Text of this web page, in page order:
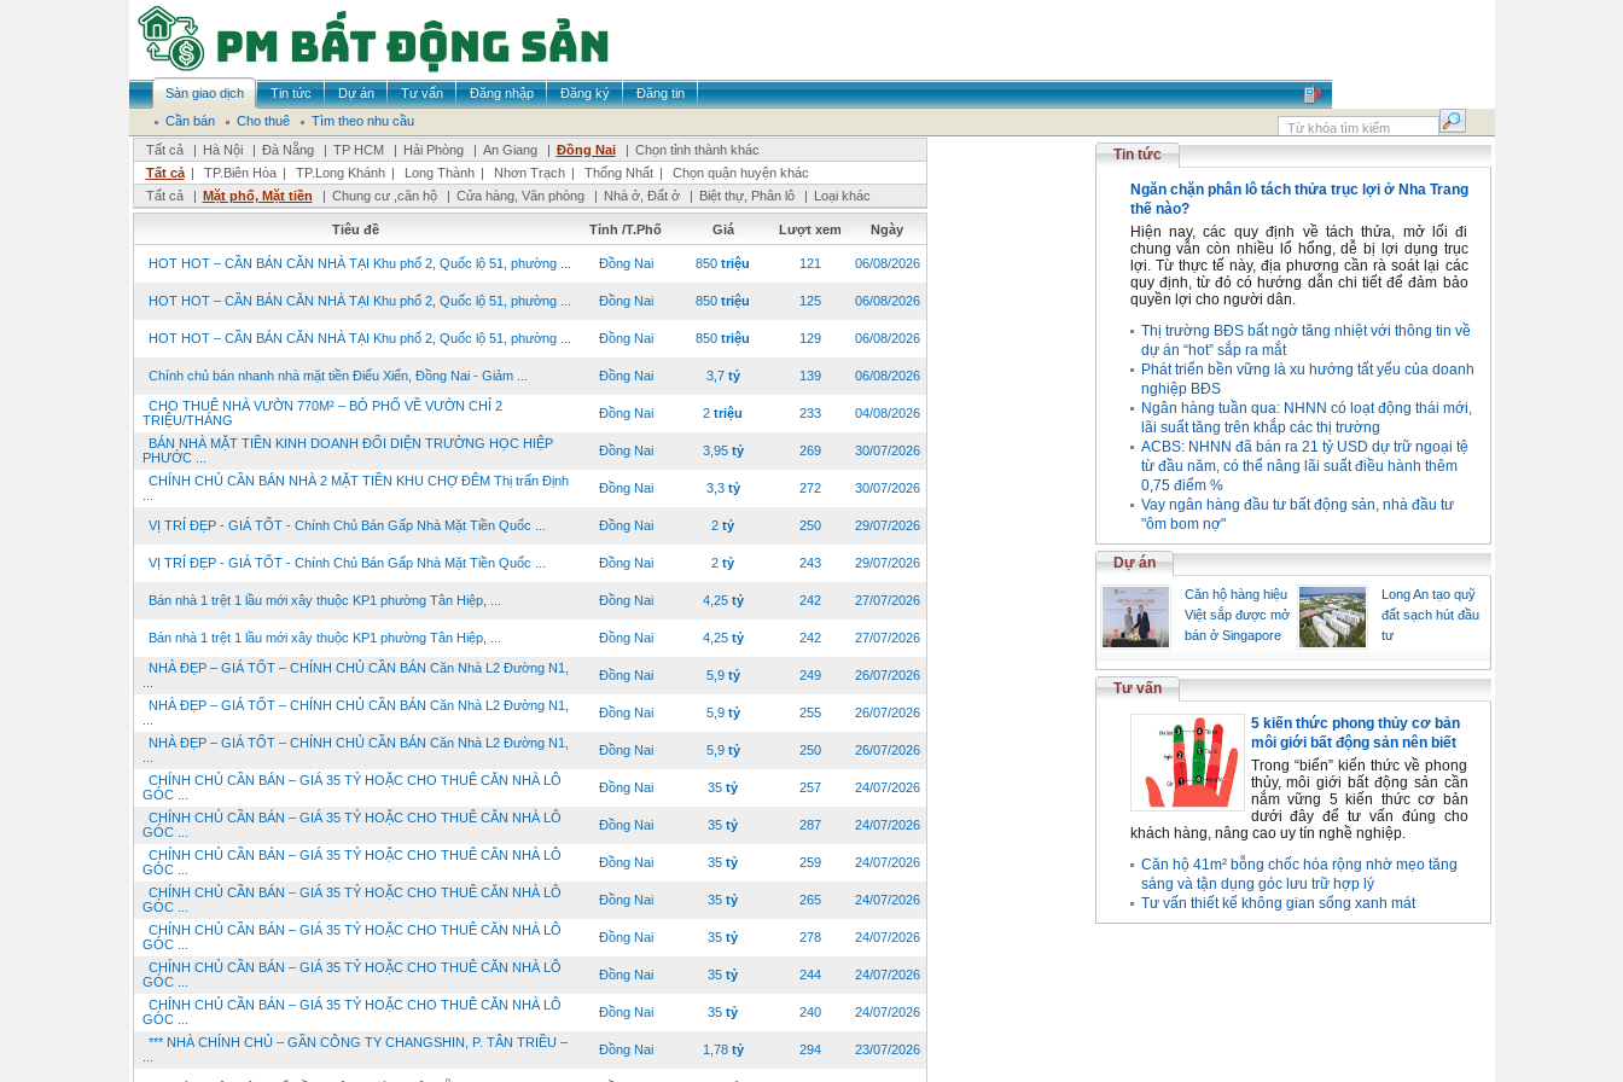
Sàn giao dịch Tin tức Dự án Tư vấn Đăng nhập Đăng ký
Đăng tin
Cần bán
Cho thuê
Tìm theo nhu cầu
Tất cả
| Hà Nội | Đà Nẵng | TP HCM | Hải Phòng | An Giang | Đồng Nai | Chọn tỉnh thành khác
Tất cả | TP.Biên Hòa | TP.Long Khánh | Long Thành | Nhơn Trạch | Thống Nhất |
Chọn quận huyện khác
Tất cả
| Mặt phố, Mặt tiền | Chung cư ,căn hộ | Cửa hàng, Văn phòng | Nhà ở, Đất ở | Biệt thự, Phân lô | Loại khác
Tiêu đề Tỉnh /T.Phố Giá Lượt xem Ngày
HOT HOT – CẦN BÁN CĂN NHÀ TẠI Khu phố 2, Quốc lộ 51, phường ... Đồng Nai 850 triệu 121 06/08/2026
HOT HOT – CẦN BÁN CĂN NHÀ TẠI Khu phố 2, Quốc lộ 51, phường ... Đồng Nai 850 triệu 125 06/08/2026
HOT HOT – CẦN BÁN CĂN NHÀ TẠI Khu phố 2, Quốc lộ 51, phường ... Đồng Nai 850 triệu 129 06/08/2026
Chính chủ bán nhanh nhà mặt tiền Điểu Xiển, Đồng Nai - Giảm ... Đồng Nai 3,7 tỷ 139 06/08/2026
CHO THUÊ NHÀ VƯỜN 770M² – BỎ PHỐ VỀ VƯỜN CHỈ 2
TRIỆU/THÁNG
Đồng Nai 2 triệu 233 04/08/2026
BÁN NHÀ MẶT TIỀN KINH DOANH ĐỐI DIỆN TRƯỜNG HỌC HIỆP
PHƯỚC ...
Đồng Nai 3,95 tỷ 269 30/07/2026
CHÍNH CHỦ CẦN BÁN NHÀ 2 MẶT TIỀN KHU CHỢ ĐÊM Thị trấn Định
Đồng Nai 3,3 tỷ 272 30/07/2026
VỊ TRÍ ĐẸP - GIÁ TỐT - Chính Chủ Bán Gấp Nhà Mặt Tiền Quốc ... Đồng Nai 2 tỷ 250 29/07/2026
VỊ TRÍ ĐẸP - GIÁ TỐT - Chính Chủ Bán Gấp Nhà Mặt Tiền Quốc ... Đồng Nai 2 tỷ 243 29/07/2026
Bán nhà 1 trệt 1 lầu mới xây thuộc KP1 phường Tân Hiệp, ... Đồng Nai 4,25 tỷ 242 27/07/2026
Bán nhà 1 trệt 1 lầu mới xây thuộc KP1 phường Tân Hiệp, ... Đồng Nai 4,25 tỷ 242 27/07/2026
NHÀ ĐẸP – GIÁ TỐT – CHÍNH CHỦ CẦN BÁN Căn Nhà L2 Đường N1,
Đồng Nai 5,9 tỷ 249 26/07/2026
NHÀ ĐẸP – GIÁ TỐT – CHÍNH CHỦ CẦN BÁN Căn Nhà L2 Đường N1,
Đồng Nai 5,9 tỷ 255 26/07/2026
NHÀ ĐẸP – GIÁ TỐT – CHÍNH CHỦ CẦN BÁN Căn Nhà L2 Đường N1,
Đồng Nai 5,9 tỷ 250 26/07/2026
CHÍNH CHỦ CẦN BÁN – GIÁ 35 TỶ HOẶC CHO THUÊ CĂN NHÀ LÔ
GÓC ...
Đồng Nai 35 tỷ 257 24/07/2026
CHÍNH CHỦ CẦN BÁN – GIÁ 35 TỶ HOẶC CHO THUÊ CĂN NHÀ LÔ
GÓC ...
Đồng Nai 35 tỷ 287 24/07/2026
CHÍNH CHỦ CẦN BÁN – GIÁ 35 TỶ HOẶC CHO THUÊ CĂN NHÀ LÔ
GÓC ...
Đồng Nai 35 tỷ 259 24/07/2026
CHÍNH CHỦ CẦN BÁN – GIÁ 35 TỶ HOẶC CHO THUÊ CĂN NHÀ LÔ
GÓC ...
Đồng Nai 35 tỷ 265 24/07/2026
CHÍNH CHỦ CẦN BÁN – GIÁ 35 TỶ HOẶC CHO THUÊ CĂN NHÀ LÔ
GÓC ...
Đồng Nai 35 tỷ 278 24/07/2026
CHÍNH CHỦ CẦN BÁN – GIÁ 35 TỶ HOẶC CHO THUÊ CĂN NHÀ LÔ
GÓC ...
Đồng Nai 35 tỷ 244 24/07/2026
CHÍNH CHỦ CẦN BÁN – GIÁ 35 TỶ HOẶC CHO THUÊ CĂN NHÀ LÔ
GÓC ...
Đồng Nai 35 tỷ 240 24/07/2026
*** NHÀ CHÍNH CHỦ – GẦN CÔNG TY CHANGSHIN, P. TÂN TRIỀU –
Đồng Nai 1,78 tỷ 294 23/07/2026
Tin tức
Ngăn chặn phân lô tách thửa trục lợi ở Nha Trang
thế nào?
Hiện nay, các quy định về tách thửa, mở lối đi
chung vẫn còn nhiều lổ hổng, dễ bị lợi dụng trục
lợi. Từ thực tế này, địa phương cần rà soát lại các
quy định, từ đó có hướng dẫn chi tiết để đảm bảo
quyền lợi cho người dân.
Thị trường BĐS bất ngờ tăng nhiệt với thông tin về
dự án “hot” sắp ra mắt
Phát triển bền vững là xu hướng tất yếu của doanh
nghiệp BĐS
Ngân hàng tuần qua: NHNN có loạt động thái mới,
lãi suất tăng trên khắp các thị trường
ACBS: NHNN đã bán ra 21 tỷ USD dự trữ ngoại tệ
từ đầu năm, có thể nâng lãi suất điều hành thêm
0,75 điểm %
Vay ngân hàng đầu tư bất động sản, nhà đầu tư
"ôm bom nợ"
Dự án
Căn hộ hàng hiệu
Việt sắp được mở
bán ở Singapore
Long An tạo quỹ
đất sạch hút đầu
tư
Tư vấn
5 kiến thức phong thủy cơ bản
môi giới bất động sản nên biết
Trong “biển” kiến thức về phong
thủy, môi giới bất động sản cần
nắm vững 5 kiến thức cơ bản
dưới đây để tư vấn đúng cho
khách hàng, nâng cao uy tín nghề nghiệp.
Căn hộ 41m² bỗng chốc hóa rộng nhờ mẹo tăng
sáng và tận dụng góc lưu trữ hợp lý
Tư vấn thiết kế không gian sống xanh mát